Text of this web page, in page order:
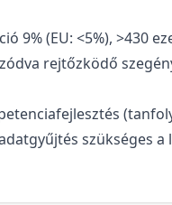
9% (EU: <5%), >430
rejtőzködő
szükséges